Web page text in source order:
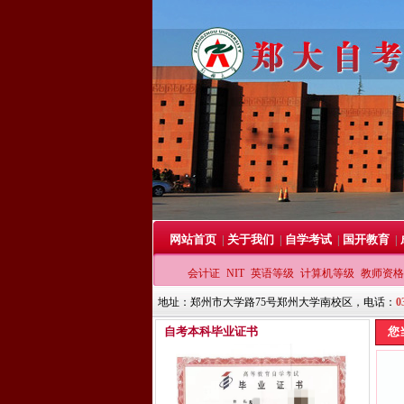
网站首页 关于我们 自学考试 国开教育
会计证 NIT 英语等级 计算机等级 教师资
地址：郑州市大学路75号郑州大学南校区，电话：
自考本科毕业证书 您